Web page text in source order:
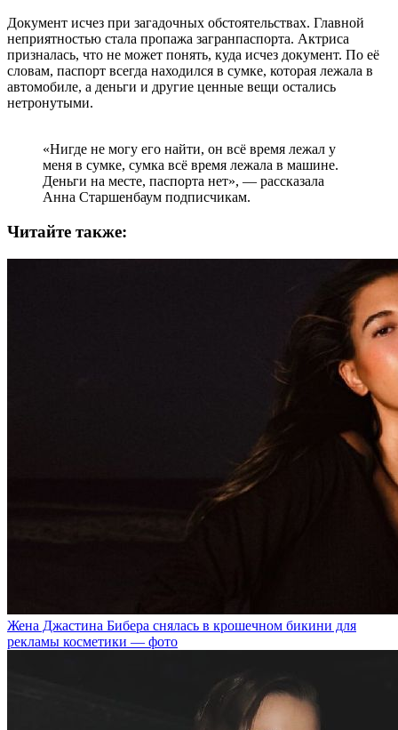
Документ исчез при загадочных обстоятельствах. Главной
неприятностью стала пропажа загранпаспорта. Актриса
призналась, что не может понять, куда исчез документ. По её
словам, паспорт всегда находился в сумке, которая лежала в
автомобиле, а деньги и другие ценные вещи остались
нетронутыми.
«Нигде не могу его найти, он всё время лежал у
меня в сумке, сумка всё время лежала в машине.
Деньги на месте, паспорта нет», — рассказала
Анна Старшенбаум подписчикам.
Читайте также:
Жена Джастина Бибера снялась в крошечном бикини для
рекламы косметики — фото